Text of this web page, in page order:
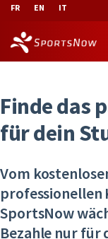
FR EN IT
Finde das
für dein
Vom
SportsNow
Bezahle nur für